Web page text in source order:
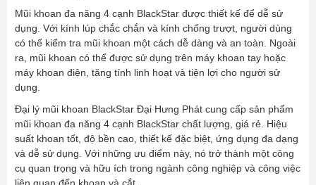
Mũi khoan đa năng 4 cạnh BlackStar được thiết kế để dễ sử
dụng. Với kính lúp chắc chắn và kính chống trượt, người dùng
có thể kiểm tra mũi khoan một cách dễ dàng và an toàn. Ngoài
ra, mũi khoan có thể được sử dụng trên máy khoan tay hoặc
máy khoan điện, tăng tính linh hoạt và tiện lợi cho người sử
dụng.
Đại lý mũi khoan BlackStar Đại Hưng Phát cung cấp sản phẩm
mũi khoan đa năng 4 cạnh BlackStar chất lượng, giá rẻ. Hiệu
suất khoan tốt, độ bền cao, thiết kế đặc biệt, ứng dụng đa dạng
và dễ sử dụng. Với những ưu điểm này, nó trở thành một công
cụ quan trọng và hữu ích trong ngành công nghiệp và công việc